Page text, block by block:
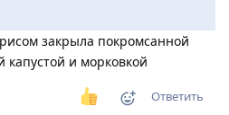
закрыла покромсанной
капустой и морковкой
Ответить